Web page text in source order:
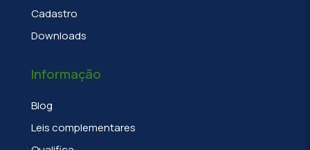
Cadastro
Downloads
Informação
Blog
Leis complementares